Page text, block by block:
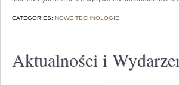
CATEGORIES: NOWE TECHNOLOGIE
Aktualności i